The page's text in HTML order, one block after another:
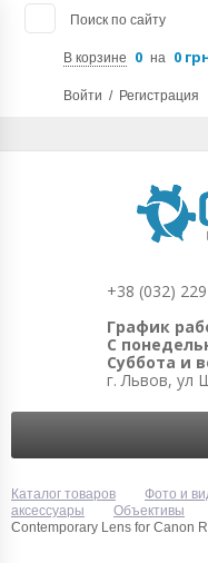
Поиск по сайту
В корзине 0 на 0
Войти / Регистрация
+38 (032)
График
С
Суббота и
г. Львов, ул
Каталог товаров Фото и
аксессуары
Объективы
Contemporary Lens for Canon